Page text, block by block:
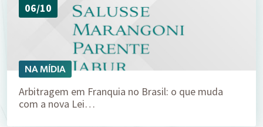
06/10
NA MÍDIA
Arbitragem em Franquia no Brasil: o que muda
com a nova Lei…